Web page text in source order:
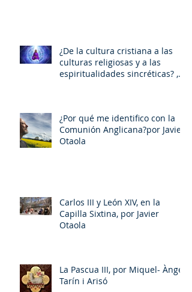
¿De la cultura cristiana a las
culturas religiosas y a las
espiritualidades sincréticas? ,
¿Por qué me identifico con la
Comunión Anglicana?por Javier
Otaola
Carlos III y León XIV, en la
Capilla Sixtina, por Javier
Otaola
La Pascua III, por Miquel- Àngel
Tarín i Arisó